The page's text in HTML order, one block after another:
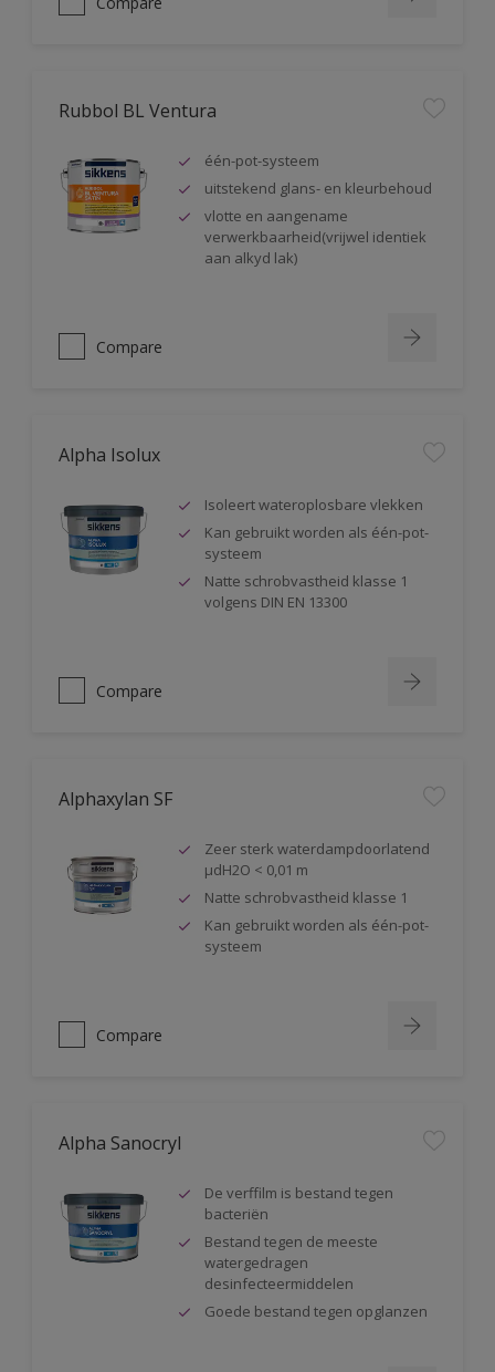
Rubbol BL Ventura
één-pot-systeem
uitstekend glans- en kleurbehoud
vlotte en aangename
verwerkbaarheid(vrijwel identiek
aan alkyd lak)
Compare
Alpha Isolux
Isoleert wateroplosbare vlekken
Kan gebruikt worden als één-pot-
systeem
Natte schrobvastheid klasse 1
volgens DIN EN 13300
Compare
Alphaxylan SF
Zeer sterk waterdampdoorlatend
µdH2O < 0,01 m
Natte schrobvastheid klasse 1
Kan gebruikt worden als één-pot-
systeem
Compare
Alpha Sanocryl
De verffilm is bestand tegen
bacteriën
Bestand tegen de meeste
watergedragen
desinfecteermiddelen
Goede bestand tegen opglanzen